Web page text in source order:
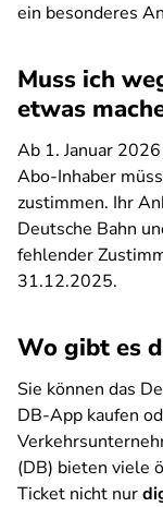
ein besonderes
Muss ich
etwas
Ab 1. Januar
Abo-Inhaber
zustimmen. Ihr
Deutsche Bahn
fehlender
31.12.2025.
Wo gibt es
Sie können das
DB-App kaufen
(DB) bieten viele
Ticket nicht nur